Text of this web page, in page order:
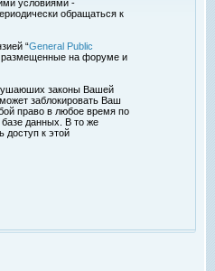
условиями -
обращаться к
“General Public
размещенные на форуме и
законы Вашей
заблокировать Ваш
право в любое время по
данных. В то же
доступ к этой